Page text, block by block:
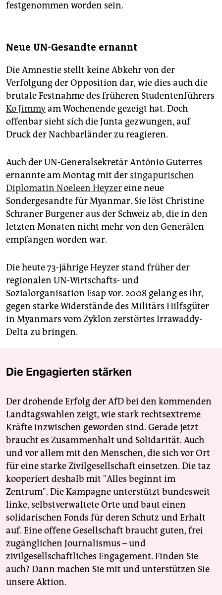
festgenommen worden sein.
Neue UN-Gesandte ernannt
Die Amnestie stellt keine Abkehr von der
Verfolgung der Opposition dar, wie dies auch die
brutale Festnahme des früheren Studentenführers
Ko Jimmyam Wochenende gezeigt hat. Doch
offenbar sieht sich die Junta gezwungen, auf
Druck der Nachbarländer zu reagieren.
Auch der UN-Generalsekretär António Guterres
ernannte am Montag mit der singapurischen
Diplomatin Noeleen Heyzereine neue
Sondergesandte für Myanmar. Sie löst Christine
Schraner Burgener aus der Schweiz ab, die in den
letzten Monaten nicht mehr von den Generälen
empfangen worden war.
Die heute 73-jährige Heyzer stand früher der
regionalen UN-Wirtschafts- und
Sozialorganisation Esap vor. 2008 gelang es ihr,
gegen starke Widerstände des Militärs Hilfsgüter
in Myanmars vom Zyklon zerstörtes Irrawaddy-
Delta zu bringen.
Die Engagierten stärken
Der drohende Erfolg der AfD bei den kommenden
Landtagswahlen zeigt, wie stark rechtsextreme
Kräfte inzwischen geworden sind. Gerade jetzt
braucht es Zusammenhalt und Solidarität. Auch
und vor allem mit den Menschen, die sich vor Ort
für eine starke Zivilgesellschaft einsetzen. Die taz
kooperiert deshalb mit "Alles beginnt im
Zentrum". Die Kampagne unterstützt bundesweit
linke, selbstverwaltete Orte und baut einen
solidarischen Fonds für deren Schutz und Erhalt
auf. Eine offene Gesellschaft braucht guten, frei
zugänglichen Journalismus – und
zivilgesellschaftliches Engagement. Finden Sie
auch? Dann machen Sie mit und unterstützen Sie
unsere Aktion.